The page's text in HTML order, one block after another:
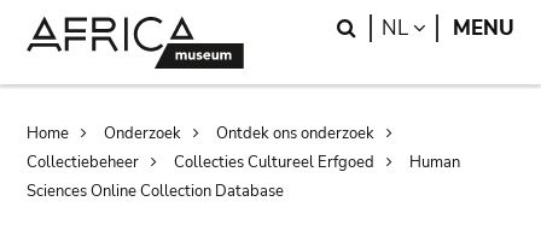
Search
NL LANGUAGE
MENU
Breadcrumb
Home Onderzoek
Ontdek ons onderzoek
Collectiebeheer
Collecties Cultureel Erfgoed
Human
Sciences Online Collection Database